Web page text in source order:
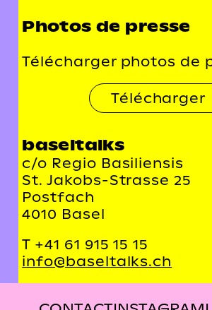
Photos de presse
Télécharger photos de
Télécharger
baseltalks
c/o Regio Basiliensis
St. Jakobs-Strasse 25
Postfach
4010 Basel
T +41 61 915 15 15
info@baseltalks.ch